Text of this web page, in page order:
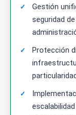
Gestión
seguridad
Protección